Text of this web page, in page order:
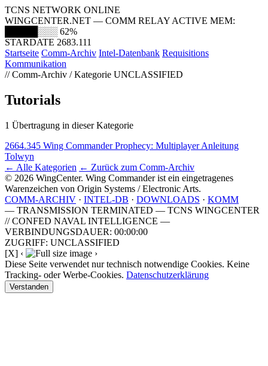
TCNS NETWORK ONLINE
WINGCENTER.NET — COMM RELAY ACTIVE MEM:
█████░░░ 62%
STARDATE 2683.111
Startseite Comm-Archiv Intel-Datenbank Requisitions
Kommunikation
// Comm-Archiv / Kategorie UNCLASSIFIED
Tutorials
1 Übertragung in dieser Kategorie
2664.345 Wing Commander Prophecy: Multiplayer Anleitung
Tolwyn
← Alle Kategorien ← Zurück zum Comm-Archiv
© 2026 WingCenter. Wing Commander ist ein eingetragenes
Warenzeichen von Origin Systems / Electronic Arts.
COMM-ARCHIV · INTEL-DB · DOWNLOADS · KOMM
— TRANSMISSION TERMINATED — TCNS WINGCENTER
// CONFED NAVAL INTELLIGENCE —
VERBINDUNGSDAUER: 00:00:00
ZUGRIFF: UNCLASSIFIED
[X] ‹
›
Diese Seite verwendet nur technisch notwendige Cookies. Keine
Tracking- oder Werbe-Cookies. Datenschutzerklärung
Verstanden